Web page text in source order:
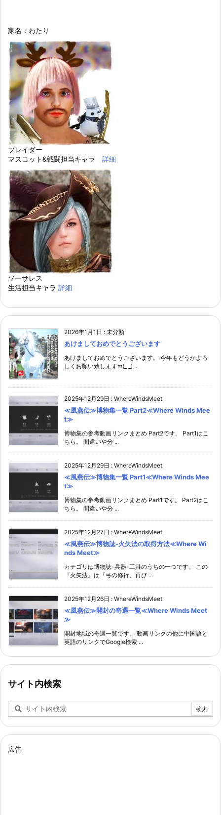
家名：わたり
ブレイダー
マスコット&戦闘担当キャラ 詳細
ソーサレス
生活担当キャラ 詳細
2026年1月1日 : 未分類
あけましておめでとうございます
あけましておめでとうございます。 今年もどうかよろ
しくお願い致しますm(_ _) ...
2025年12月29日 : WhereWindsMeet
≪風燕伝≫博物集一覧 Part2≪Where Winds Mee
t≫
博物集の参考動画リンクまとめ Part2です。 Part1はこ
ちら。 間違いや分 ...
2025年12月29日 : WhereWindsMeet
≪風燕伝≫博物集一覧 Part1≪Where Winds Mee
t≫
博物集の参考動画リンクまとめ Part1です。 Part2はこ
ちら。 間違いや分 ...
2025年12月27日 : WhereWindsMeet
≪風燕伝≫博物誌-火矢法の取得方法≪Where Wi
nds Meet≫
カテゴリは博物誌-兵器-工具のうちの一つです。 この
『火矢法』は『弓の修行、再び ...
2025年12月26日 : WhereWindsMeet
≪風燕伝≫開封の奇遇一覧≪Where Winds Meet
≫
開封地域の奇遇一覧です。 動画リンクの他に中国語と
英語のリンクでGoogle検索 ...
サイト内検索
広告